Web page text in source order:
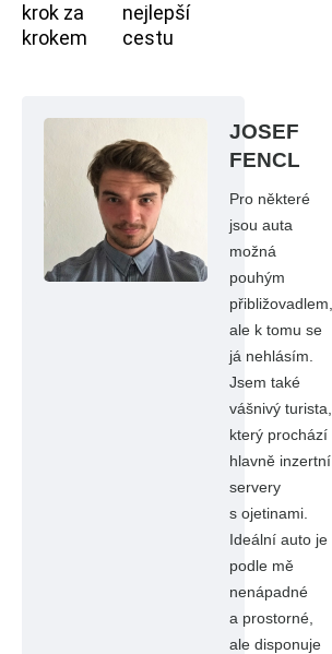
krok za
krokem
nejlepší
cestu
JOSEF
FENCL
Pro některé
jsou auta
možná
pouhým
přibližovadlem,
ale k tomu se
já nehlásím.
Jsem také
vášnivý turista,
který prochází
hlavně inzertní
servery
s ojetinami.
Ideální auto je
podle mě
nenápadné
a prostorné,
ale disponuje